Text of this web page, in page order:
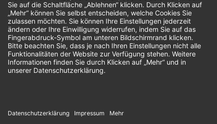
Unsere Zahlungsarten: